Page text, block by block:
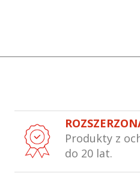
Produkty z
do 20 lat.